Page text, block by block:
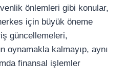
önlemleri gibi konular,
için büyük öneme
güncellemeleri,
oynamakla kalmayıp, aynı
finansal işlemler